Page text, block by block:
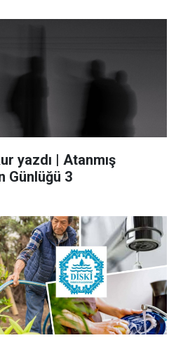
yazdı | Atanmış
Günlüğü 3